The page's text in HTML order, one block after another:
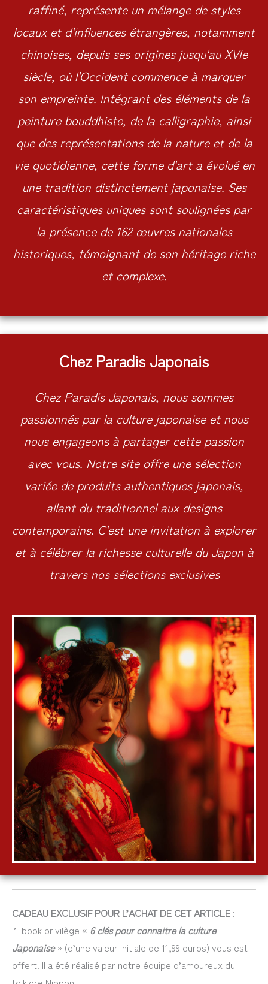
raffiné, représente un mélange de styles
locaux et d'influences étrangères, notamment
chinoises, depuis ses origines jusqu'au XVIe
siècle, où l'Occident commence à marquer
son empreinte. Intégrant des éléments de la
peinture bouddhiste, de la calligraphie, ainsi
que des représentations de la nature et de la
vie quotidienne, cette forme d'art a évolué en
une tradition distinctement japonaise. Ses
caractéristiques uniques sont soulignées par
la présence de 162 œuvres nationales
historiques, témoignant de son héritage riche
et complexe.
Chez Paradis Japonais
Chez Paradis Japonais, nous sommes
passionnés par la culture japonaise et nous
nous engageons à partager cette passion
avec vous. Notre site offre une sélection
variée de produits authentiques japonais,
allant du traditionnel aux designs
contemporains. C'est une invitation à explorer
et à célébrer la richesse culturelle du Japon à
travers nos sélections exclusives
CADEAU EXCLUSIF POUR L’ACHAT DE CET ARTICLE :
l’Ebook privilège « 6 clés pour connaitre la culture
Japonaise» (d’une valeur initiale de 11,99 euros) vous est
offert. Il a été réalisé par notre équipe d’amoureux du